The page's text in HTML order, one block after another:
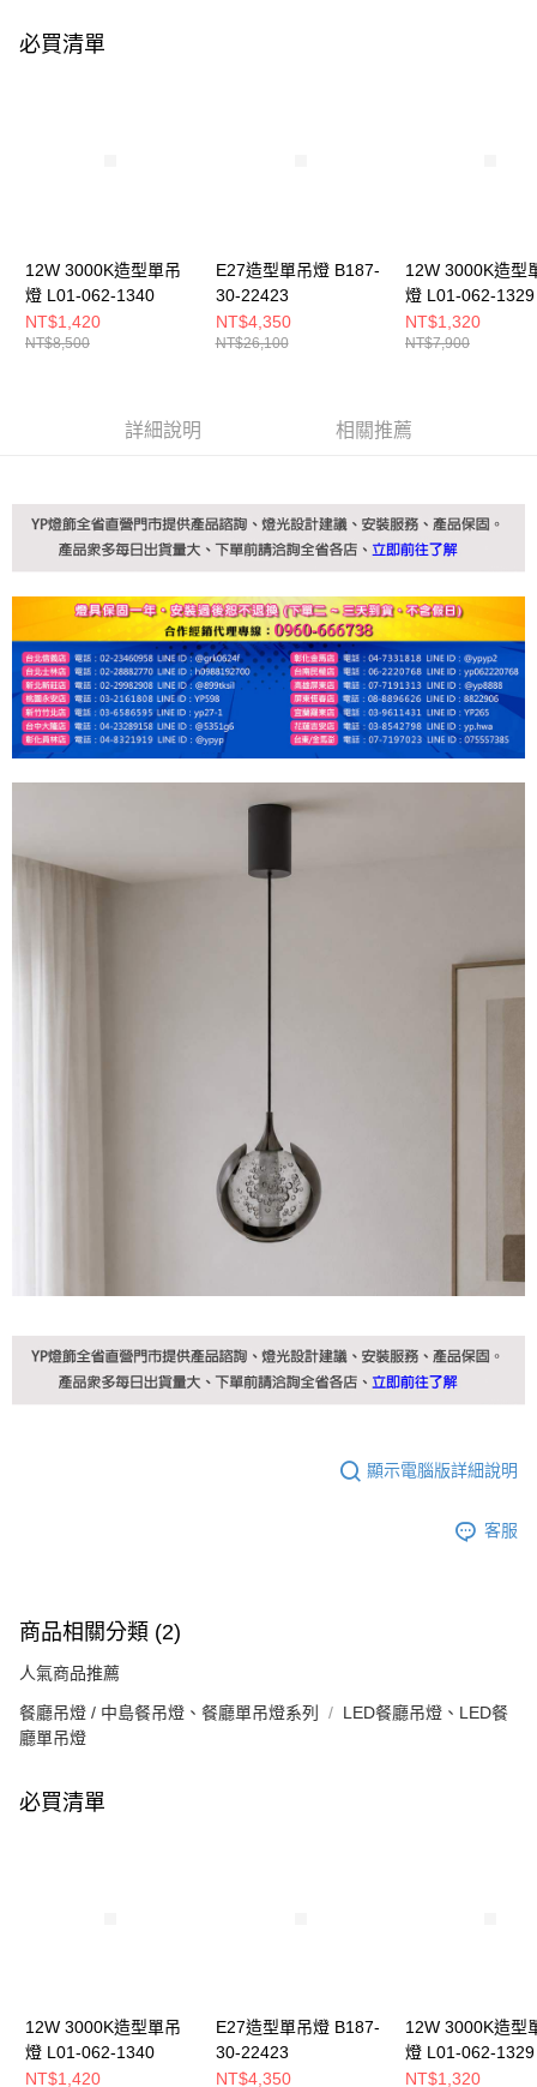
４．使用「AFTEE先享後付」時，將依據個別帳號之用戶狀況，依本公司即
時審查核予不同之上限額度；若仍有額度不足之情形，本公司將視審查結果
５．嚴禁一人註冊多個帳號或使用他人資訊註冊。若發現惡意使用之情形，
恩沛科技股份有限公司將有權停止該用戶之使用額度並採取法律行動。
必買清單
12W 3000K造型單吊
燈 L01-062-1340
NT$1,420
NT$8,500
E27造型單吊燈 B187-
30-22423
NT$4,350
NT$26,100
12W 3000K造型
燈 L01-062-1329
NT$1,320
NT$7,900
詳細說明 相關推薦
顯示電腦版詳細說明
客服
商品相關分類 (2)
人氣商品推薦
餐廳吊燈 / 中島餐吊燈、餐廳單吊燈系列
LED餐廳吊燈、LED餐
廳單吊燈
必買清單
12W 3000K造型單吊
燈 L01-062-1340
NT$1,420
E27造型單吊燈 B187-
30-22423
NT$4,350
12W 3000K造型
燈 L01-062-1329
NT$1,320